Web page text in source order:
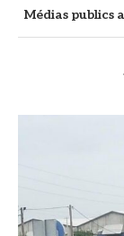
Médias publics